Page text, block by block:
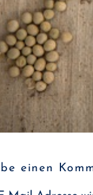
einen